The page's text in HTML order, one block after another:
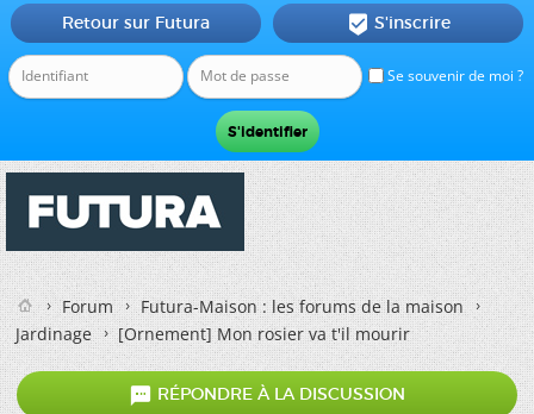
Se souvenir de moi ?
Retour sur Futura  S'inscrire
Forum
Futura-Maison : les forums de la maison
Jardinage
[Ornement] Mon rosier va t'il mourir
 RÉPONDRE À LA DISCUSSION